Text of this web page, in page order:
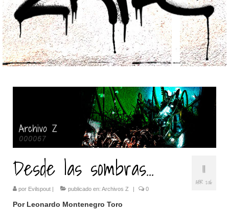
11
ABR 2016
Desde las sombras…
por Evilspout | publicado en: Archivos Z | 0
Por Leonardo Montenegro Toro